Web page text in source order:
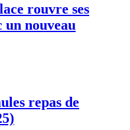
rouvre ses
un nouveau
repas de